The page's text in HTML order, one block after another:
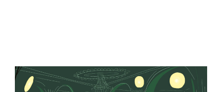
Central Comics